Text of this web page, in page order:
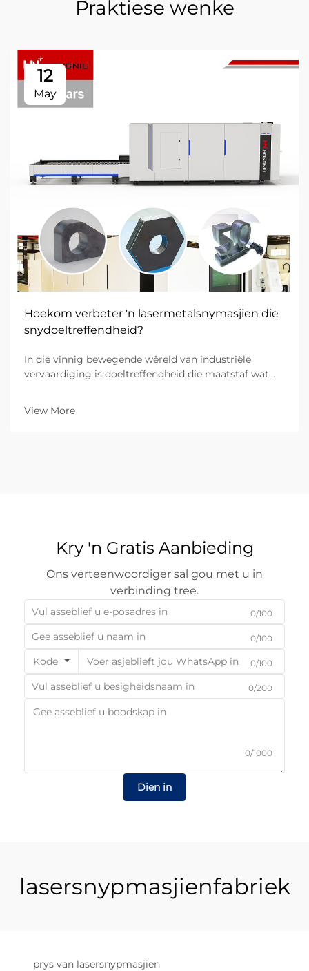
Praktiese wenke
12
May
Hoekom verbeter 'n lasermetalsnymasjien die
snydoeltreffendheid?
In die vinnig bewegende wêreld van industriële
vervaardiging is doeltreffendheid die maatstaf wat
tradisionele meganiese snyding na gevorderde
View More
Kry 'n Gratis Aanbieding
Ons verteenwoordiger sal gou met u in
verbinding tree.
0/100
0/100
Kode 0/100
0/200
0/1000
Dien in
lasersnypmasjienfabriek
prys van lasersnypmasjien